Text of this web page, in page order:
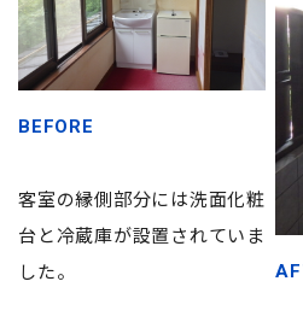
BEFORE
客室の縁側部分には洗面化粧
台と冷蔵庫が設置されていま
した。